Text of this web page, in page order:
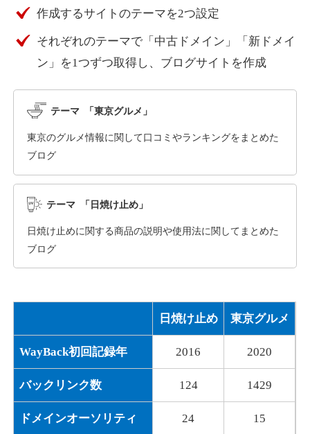
詳細を見る
suka-jp.com
ジャンルその他
DA 40 外部リンク数2518 ドメイン年齢1年
10,800円 入札 0件
詳細を見る
dka-hero.com
ジャンル その他
10,800円
詳細を見る
ジャンルその他
40
10,800円 入札 0件
作成するサイトのテーマを2つ設定
それぞれのテーマで「中古ドメイン」「新ドメイ
ン」を1つずつ取得し、ブログサイトを作成
テーマ 「東京グルメ」
東京のグルメ情報に関して口コミやランキングをまとめた
ブログ
テーマ 「日焼け止め」
日焼け止めに関する商品の説明や使用法に関してまとめた
ブログ
日焼け止め 東京グルメ
WayBack初回記録年 2016 2020
バックリンク数 124 1429
ドメインオーソリティ 24 15